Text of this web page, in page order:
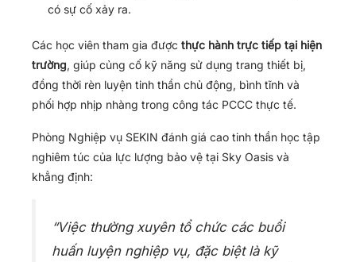
có sự cố xảy ra.
Các học viên tham gia được thực hành trực tiếp tại hiện
trường, giúp củng cố kỹ năng sử dụng trang thiết bị,
đồng thời rèn luyện tinh thần chủ động, bình tĩnh và
phối hợp nhịp nhàng trong công tác PCCC thực tế.
Phòng Nghiệp vụ SEKIN đánh giá cao tinh thần học tập
nghiêm túc của lực lượng bảo vệ tại Sky Oasis và
khẳng định:
“Việc thường xuyên tổ chức các buổi
huấn luyện nghiệp vụ, đặc biệt là kỹ